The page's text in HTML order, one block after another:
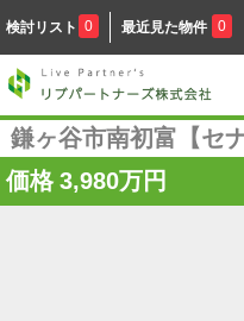
検討リスト 0 最近見た物件 0
鎌ヶ谷市南初富【セ
価格 3,980万円